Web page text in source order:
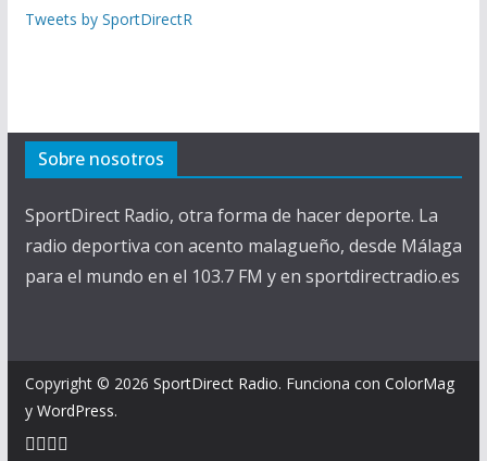
Tweets by SportDirectR
Sobre nosotros
SportDirect Radio, otra forma de hacer deporte. La
radio deportiva con acento malagueño, desde Málaga
para el mundo en el 103.7 FM y en sportdirectradio.es
Copyright © 2026 SportDirect Radio. Funciona con ColorMag
y WordPress.